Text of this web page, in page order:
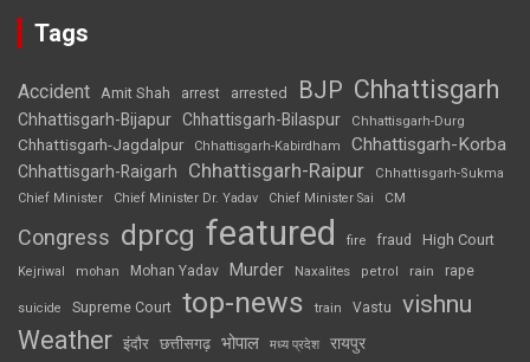
Tags
Accident Amit Shah arrest arrested BJP Chhattisgarh
Chhattisgarh-Bijapur Chhattisgarh-Bilaspur Chhattisgarh-Durg
Chhattisgarh-Jagdalpur Chhattisgarh-Kabirdham Chhattisgarh-Korba
Chhattisgarh-Raigarh Chhattisgarh-Raipur
Chhattisgarh-Sukma
Chief Minister
Chief Minister Dr. Yadav Chief Minister Sai CM
Congress dprcg featured fire fraud High Court
Kejriwal mohan Mohan Yadav Murder Naxalites petrol rain rape
suicide Supreme Court top-news train Vastu vishnu
Weather इंदौर छत्तीसगढ़ भोपाल मध्य प्रदेश रायपुर